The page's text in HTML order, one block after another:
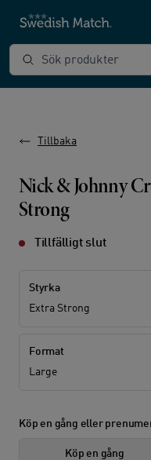
Sök produkter
Tillbaka
Nick & Johnny
Strong
Tillfälligt slut
Styrka
Extra Strong
Format
Large
Köp en gång eller
Köp en gång